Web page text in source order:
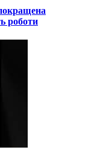
роботи